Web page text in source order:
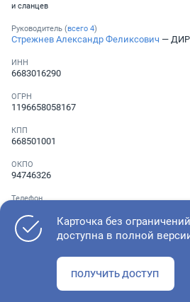
и сланцев
Руководитель (всего 4)
Стрежнев Александр Феликсович —
ИНН
6683016290
ОГРН
1196658058167
КПП
668501001
ОКПО
94746326
Телефон
Как оценить состояние компании
Карточка без ограничений
доступна в полной
ПОЛУЧИТЬ ДОСТУП